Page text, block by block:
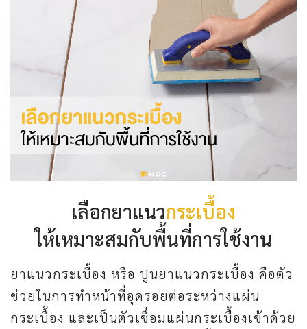
เลือกยาแนวกระเบื้อง
ให้เหมาะสมกับพื้นที่การใช้งาน
ยาแนวกระเบื้อง หรือ ปูนยาแนวกระเบื้อง คือตัว
ช่วยในการทำหน้าที่อุดรอยต่อระหว่างแผ่น
กระเบื้อง และเป็นตัวเชื่อมแผ่นกระเบื้องเข้าด้วย